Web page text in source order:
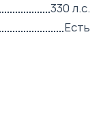
330 л.с.
Есть